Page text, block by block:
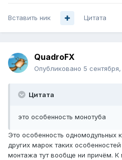
Вставить ник Цитата
QuadroFX
Опубликовано 5
Цитата
это особенность монотуба
Это особенность одномодульных
других марок таких
монтажа тут вообще ни причём. К